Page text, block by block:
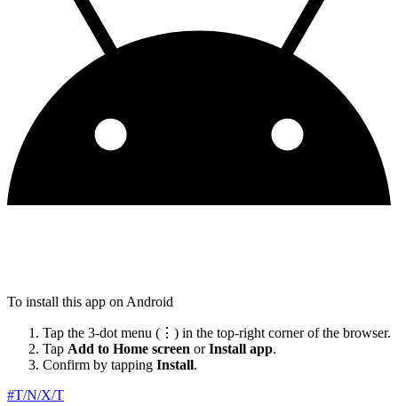
To install this app on Android
Tap the 3-dot menu (⋮) in the top-right corner of the browser.
Tap Add to Home screen orInstall app.
Confirm by tapping Install.
#T/N/X/T